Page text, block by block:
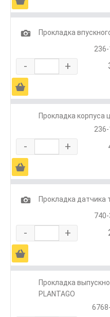
1
Прокладка
- +
Ä
Прокладка корпуса
- +
Ä
1
Прокладка датчика
- +
Ä
Прокладка
PLANTAGO